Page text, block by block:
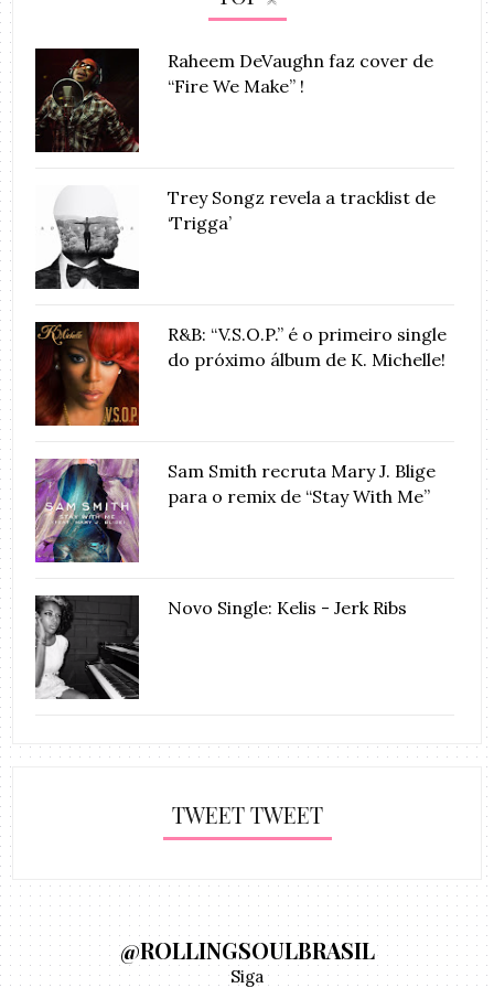
Raheem DeVaughn faz cover de
“Fire We Make” !
Trey Songz revela a tracklist de
‘Trigga’
R&B: “V.S.O.P.” é o primeiro single
do próximo álbum de K. Michelle!
Sam Smith recruta Mary J. Blige
para o remix de “Stay With Me”
Novo Single: Kelis - Jerk Ribs
TWEET TWEET
@ROLLINGSOULBRASIL
Siga